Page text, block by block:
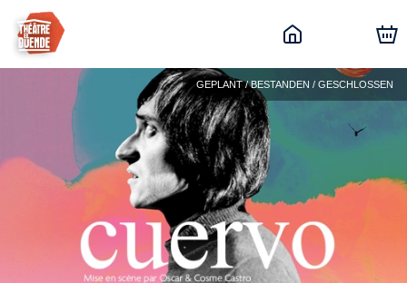
GEPLANT / BESTANDEN / GESCHLOSSEN